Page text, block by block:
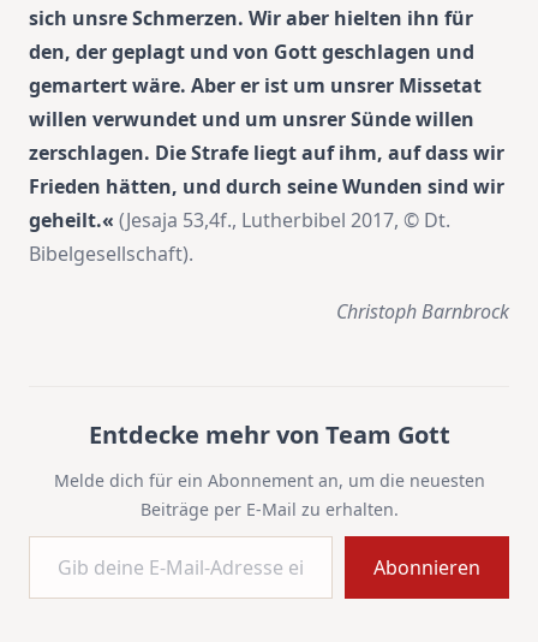
sich unsre Schmerzen. Wir aber hielten ihn für
den, der geplagt und von Gott geschlagen und
gemartert wäre. Aber er ist um unsrer Missetat
willen verwundet und um unsrer Sünde willen
zerschlagen. Die Strafe liegt auf ihm, auf dass wir
Frieden hätten, und durch seine Wunden sind wir
geheilt.« (Jesaja 53,4f., Lutherbibel 2017, © Dt.
Bibelgesellschaft).
Christoph Barnbrock
Entdecke mehr von Team Gott
Melde dich für ein Abonnement an, um die neuesten
Beiträge per E-Mail zu erhalten.
Gib deine E-Mail-Adresse ein ...
Abonnieren